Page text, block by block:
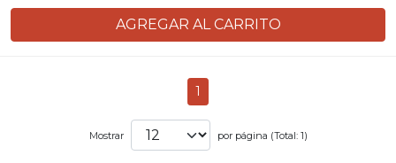
AGREGAR AL CARRITO
1
Mostrar por página (Total: 1)